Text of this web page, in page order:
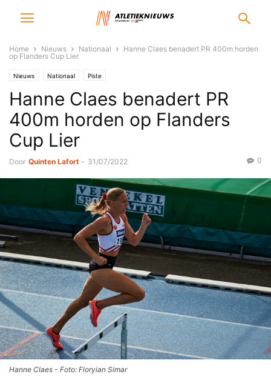
Home Nieuws Nationaal
Hanne Claes benadert PR 400m horden
op Flanders Cup Lier
Nieuws Nationaal Piste
Hanne Claes benadert PR
400m horden op Flanders
Cup Lier
Door Quinten Lafort - 31/07/2022 0
Hanne Claes - Foto: Floryian Simar